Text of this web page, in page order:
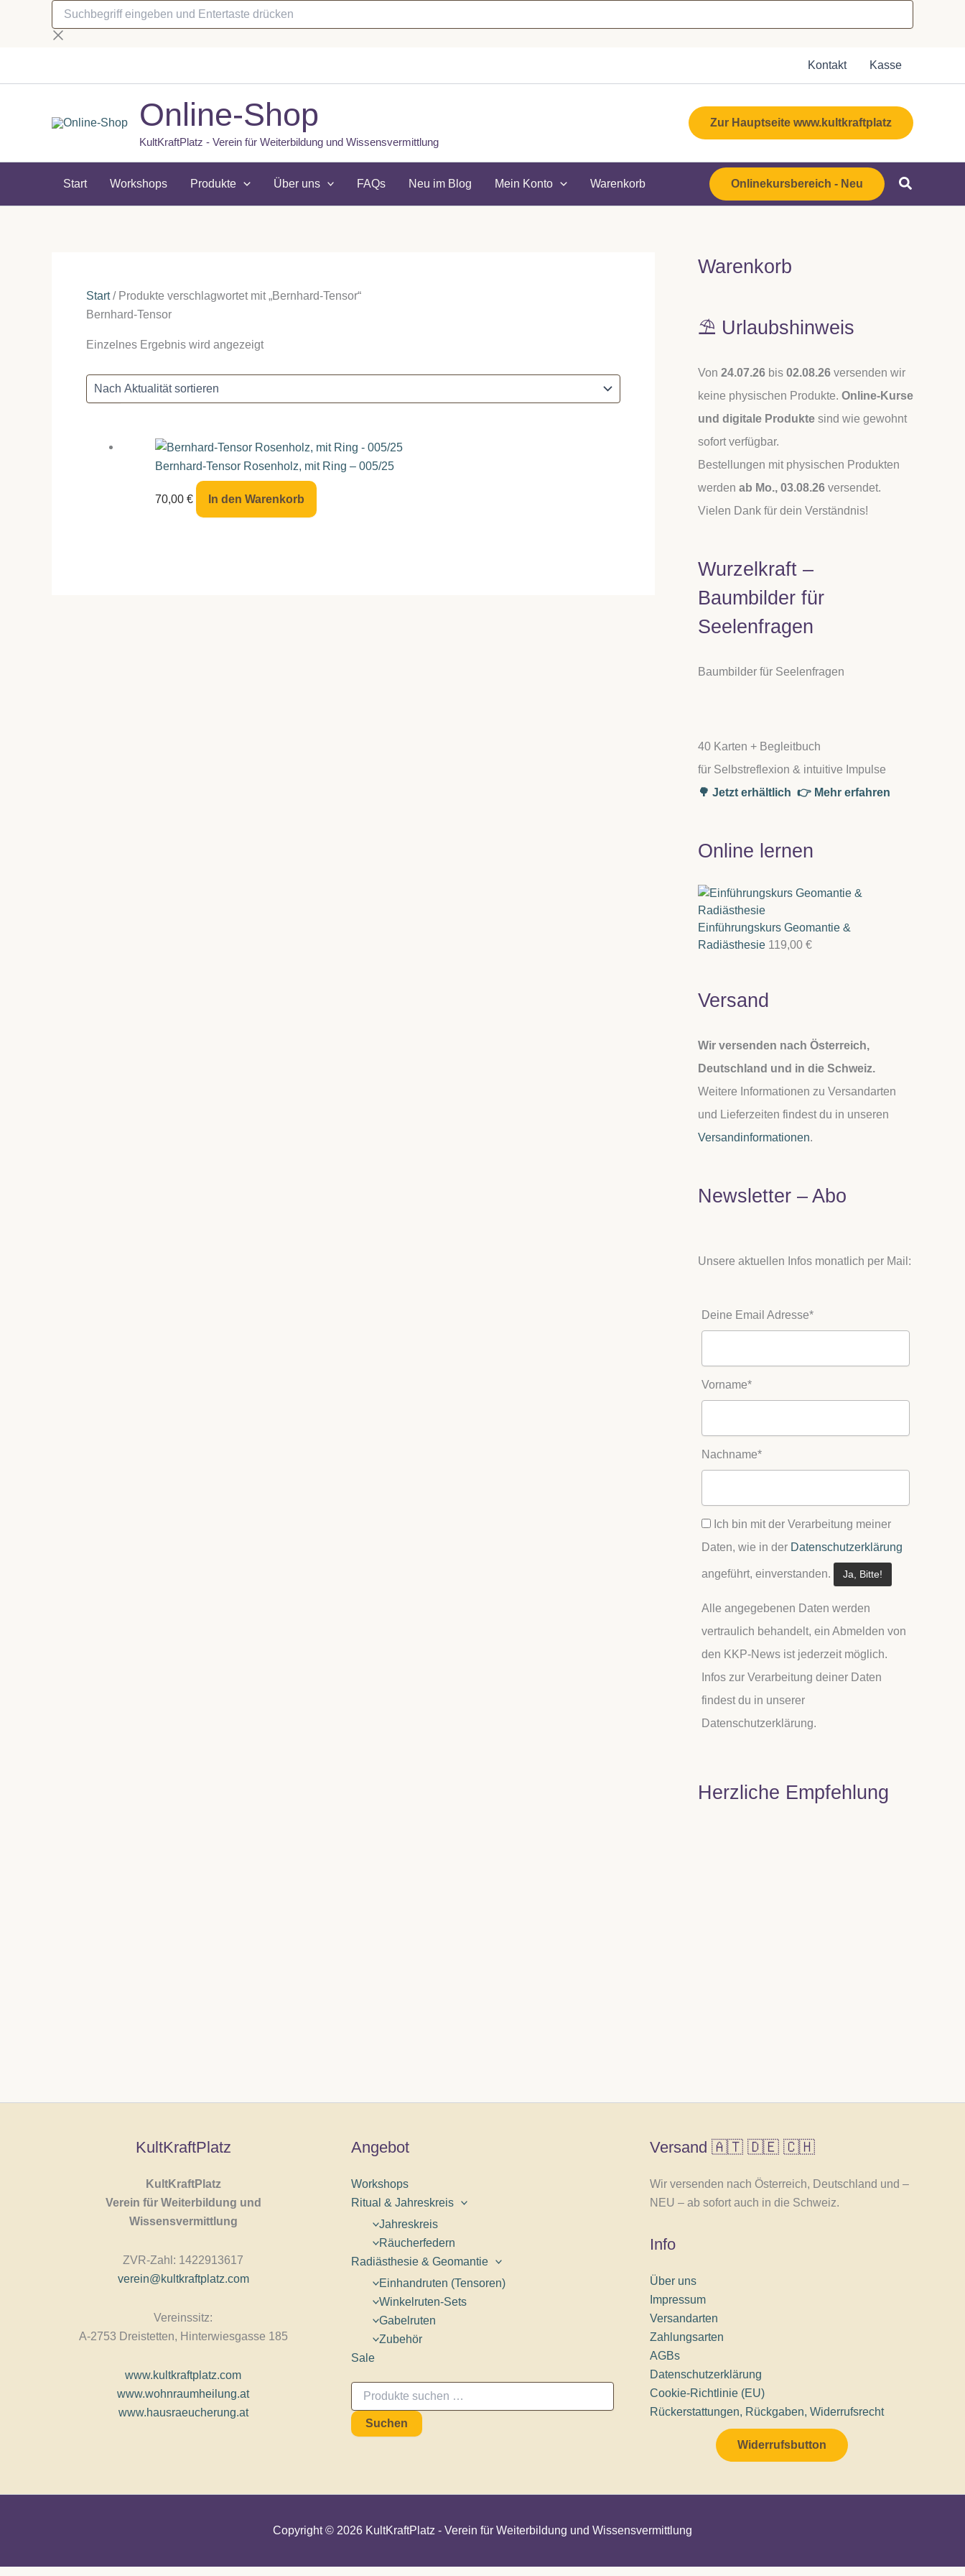
Suchbegriff
eingeben
und
Kontakt Kasse
Online-Shop
KultKraftPlatz - Verein für Weiterbildung und Wissensvermittlung
Zur Hauptseite www.kultkraftplatz
Start Workshops Produkte Über uns FAQs Neu im Blog Mein Konto Warenkorb Onlinekursbereich - Neu
Start/ Produkte verschlagwortet mit „Bernhard-Tensor“
Bernhard-Tensor
Einzelnes Ergebnis wird angezeigt
Bernhard-Tensor Rosenholz, mit Ring – 005/25
70,00 € In den Warenkorb
Warenkorb
⛱️ Urlaubshinweis
Von 24.07.26 bis 02.08.26 versenden wir
keine physischen Produkte. Online-Kurse
und digitale Produkte sind wie gewohnt
sofort verfügbar.
Bestellungen mit physischen Produkten
werden ab Mo., 03.08.26 versendet.
Vielen Dank für dein Verständnis!
Wurzelkraft –
Baumbilder für
Seelenfragen
Baumbilder für Seelenfragen
40 Karten + Begleitbuch
für Selbstreflexion & intuitive Impulse
🌳 Jetzt erhältlich 👉 Mehr erfahren
Online lernen
Einführungskurs Geomantie &
Radiästhesie 119,00 €
Versand
Wir versenden nach Österreich,
Deutschland und in die Schweiz.
Weitere Informationen zu Versandarten
und Lieferzeiten findest du in unseren
Versandinformationen.
Newsletter – Abo
Unsere aktuellen Infos monatlich per Mail:
Deine Email Adresse*
Vorname*
Nachname*
Ich bin mit der Verarbeitung meiner
Daten, wie in der Datenschutzerklärung
angeführt, einverstanden.
Alle angegebenen Daten werden
vertraulich behandelt, ein Abmelden von
den KKP-News ist jederzeit möglich.
Infos zur Verarbeitung deiner Daten
findest du in unserer
Datenschutzerklärung.
Herzliche Empfehlung
KultKraftPlatz
KultKraftPlatz
Verein für Weiterbildung und
Wissensvermittlung
ZVR-Zahl: 1422913617
verein@kultkraftplatz.com
Vereinssitz:
A-2753 Dreistetten, Hinterwiesgasse 185
www.kultkraftplatz.com
www.wohnraumheilung.at
www.hausraeucherung.at
Angebot
Workshops
Ritual & Jahreskreis
Jahreskreis
Räucherfedern
Radiästhesie & Geomantie
Einhandruten (Tensoren)
Winkelruten-Sets
Gabelruten
Zubehör
Sale
Suchen
nach:
Suchen
Versand 🇦🇹 🇩🇪 🇨🇭
Wir versenden nach Österreich, Deutschland und –
NEU – ab sofort auch in die Schweiz.
Info
Über uns
Impressum
Versandarten
Zahlungsarten
AGBs
Datenschutzerklärung
Cookie-Richtlinie (EU)
Rückerstattungen, Rückgaben, Widerrufsrecht
Widerrufsbutton
Copyright © 2026 KultKraftPlatz - Verein für Weiterbildung und Wissensvermittlung